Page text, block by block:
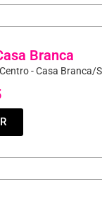
Branca
- Casa Branca/